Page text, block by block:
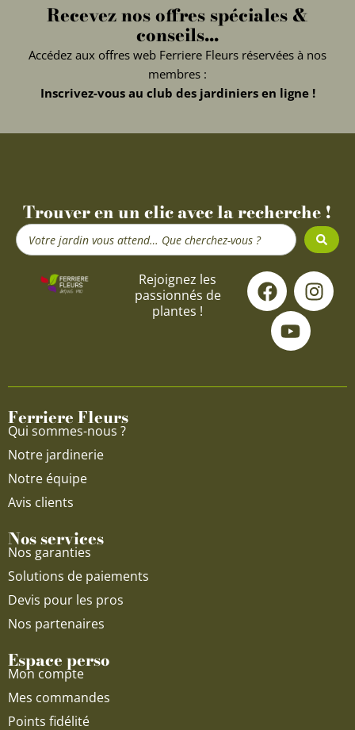
Recevez nos offres spéciales &
conseils...
Accédez aux offres web Ferriere Fleurs réservées à nos
membres :
Inscrivez-vous au club des jardiniers en ligne !
Trouver en un clic avec la recherche !
Search
...
Rejoignez les
passionnés de
plantes !
F
a
c
e
o
I
n
s
g
Y
o
u
t
u
b
Ferriere Fleurs
Qui sommes-nous ?
Notre jardinerie
Notre équipe
Avis clients
Nos services
Nos garanties
Solutions de paiements
Devis pour les pros
Nos partenaires
Espace perso
Mon compte
Mes commandes
Points fidélité